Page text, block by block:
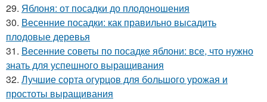
29. Яблоня: от посадки до плодоношения
30. Весенние посадки: как правильно высадить
плодовые деревья
31. Весенние советы по посадке яблони: все, что нужно
знать для успешного выращивания
32. Лучшие сорта огурцов для большого урожая и
простоты выращивания